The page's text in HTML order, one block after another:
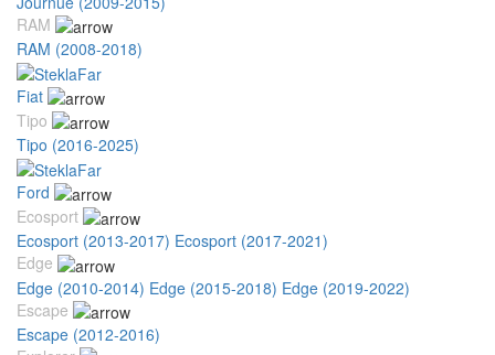
RAM
RAM (2008-2018)
Fiat
Tipo
Tipo (2016-2025)
Ford
Ecosport
Ecosport (2013-2017) Ecosport (2017-2021)
Edge
Edge (2010-2014) Edge (2015-2018) Edge (2019-2022)
Escape
Escape (2012-2016)